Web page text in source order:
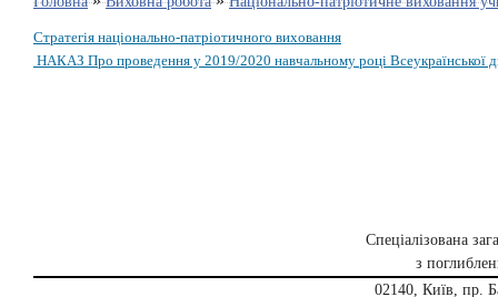
Стратегія національно-патріотичного виховання
НАКАЗ Про проведення у 2019/2020 навчальному році Всеукраїнської
Спеціалізована
з
02140, Київ, пр.